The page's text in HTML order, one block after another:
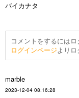
バイカナタ
コメントをするにはロ
ログインページよりロ
marble
2023-12-04 08:16:28